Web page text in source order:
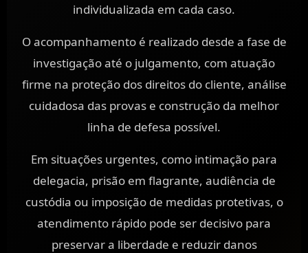
individualizada em cada caso.
O acompanhamento é realizado desde a fase de
investigação até o julgamento, com atuação
firme na proteção dos direitos do cliente, análise
cuidadosa das provas e construção da melhor
linha de defesa possível.
Em situações urgentes, como intimação para
delegacia, prisão em flagrante, audiência de
custódia ou imposição de medidas protetivas, o
atendimento rápido pode ser decisivo para
preservar a liberdade e reduzir danos